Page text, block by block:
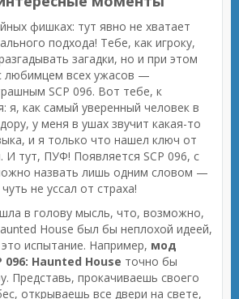
фишках: тут явно не хватает
подхода! Тебе, как игроку,
загадки, но и при этом
любимцем всех ужасов —
SCP 096. Вот тебе, к
я, как самый уверенный человек в
у меня в ушах звучит какая-то
и я только что нашел ключ от
И тут, ПУФ! Появляется SCP 096, с
назвать лишь одним словом —
не уссал от страха!
в голову мысль, что, возможно,
House был бы неплохой идеей,
испытание. Например, мод
096: Haunted House точно бы
Представь, прокачиваешь своего
открываешь все двери на свете,